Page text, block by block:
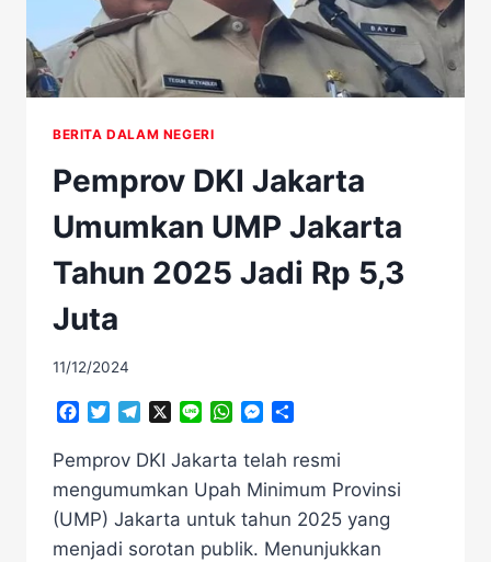
BERITA DALAM NEGERI
Pemprov DKI Jakarta
Umumkan UMP Jakarta
Tahun 2025 Jadi Rp 5,3
Juta
11/12/2024
Facebook
TwitterTelegramLine WhatsAppMessenger
Pemprov DKI Jakarta telah resmi
mengumumkan Upah Minimum Provinsi
(UMP) Jakarta untuk tahun 2025 yang
menjadi sorotan publik. Menunjukkan